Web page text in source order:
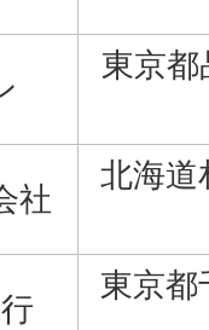
東京都
社
北海道
東京都